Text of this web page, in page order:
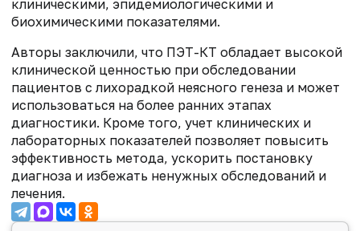
клиническими, эпидемиологическими и
биохимическими показателями.
Авторы заключили, что ПЭТ-КТ обладает высокой
клинической ценностью при обследовании
пациентов с лихорадкой неясного генеза и может
использоваться на более ранних этапах
диагностики. Кроме того, учет клинических и
лабораторных показателей позволяет повысить
эффективность метода, ускорить постановку
диагноза и избежать ненужных обследований и
лечения.